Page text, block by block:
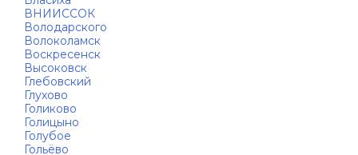
ВНИИССОК
Володарского
Волоколамск
Воскресенск
Высоковск
Глебовский
Глухово
Голиково
Голицыно
Голубое
Гольёво